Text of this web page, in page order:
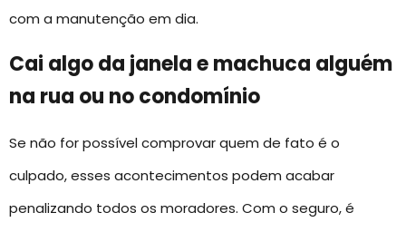
com a manutenção em dia.
Cai algo da janela e machuca alguém
na rua ou no condomínio
Se não for possível comprovar quem de fato é o
culpado, esses acontecimentos podem acabar
penalizando todos os moradores. Com o seguro, é